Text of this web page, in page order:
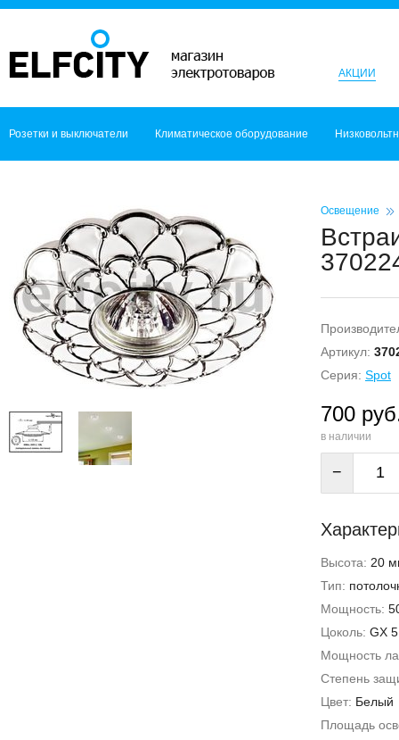
АКЦИИ
Розетки и выключатели Климатическое оборудование
Освещение
Артикул:
Серия: Spot
700
в наличии
−
Высота: 20
Тип:
Мощность:
Цоколь: GX
Мощность
Степень
Цвет: Белый
Площадь